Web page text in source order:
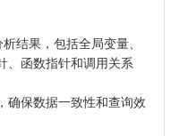
结果，包括全局变量、
、函数指针和调用关系
确保数据一致性和查询效